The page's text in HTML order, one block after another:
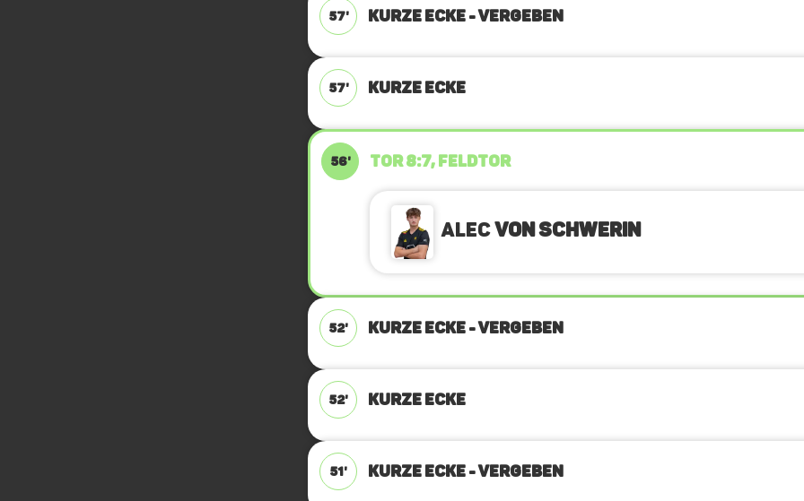
57' KURZE ECKE - VERGEBEN
57' KURZE ECKE
56' TOR 8:7, FELDTOR
Alecvon Schwerin
52' KURZE ECKE - VERGEBEN
52' KURZE ECKE
51' KURZE ECKE - VERGEBEN